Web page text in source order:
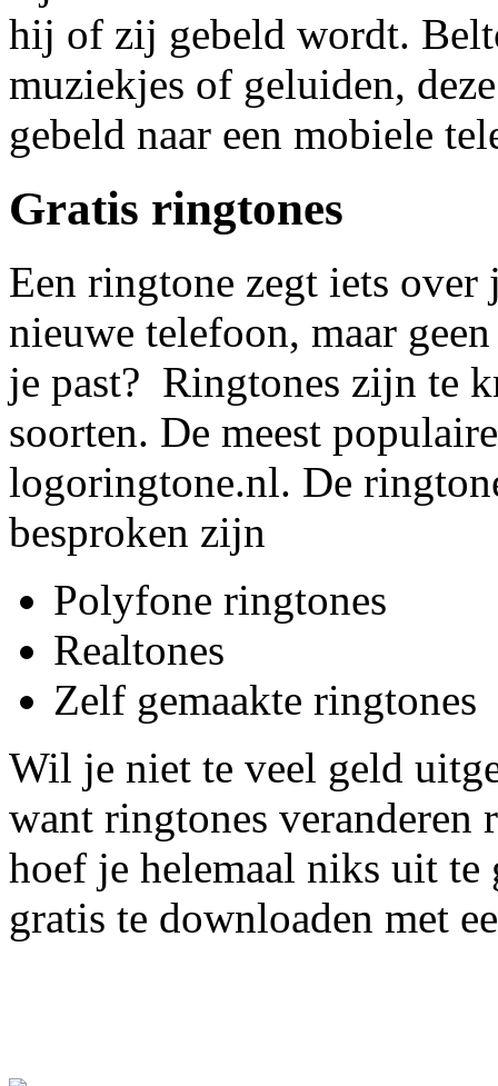
hij of zij gebeld wordt.
muziekjes of geluiden,
gebeld naar een mobiele
Gratis ringtones
Een ringtone zegt iets
nieuwe telefoon, maar
je past? Ringtones zijn te
soorten. De meest
logoringtone.nl. De
besproken zijn
Polyfone ringtones
Realtones
Zelf gemaakte ringtones
Wil je niet te veel geld
want ringtones
hoef je helemaal niks uit te
gratis te downloaden met